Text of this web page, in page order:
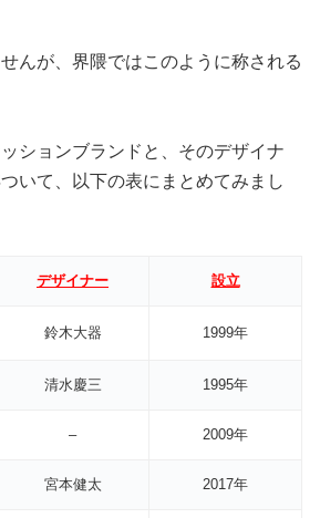
んが、界隈ではこのように称される
ションブランドと、そのデザイナ
いて、以下の表にまとめてみまし
デザイナー 設立
鈴木大器 1999年
清水慶三 1995年
– 2009年
宮本健太 2017年